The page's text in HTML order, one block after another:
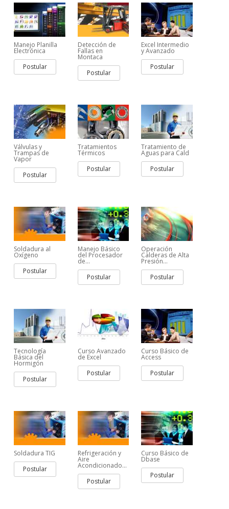
Manejo Planilla
Electrónica
Postular
Detección de
Fallas en
Montaca
Postular
Excel Intermedio
y Avanzado
Postular
Válvulas y
Trampas de
Vapor
Postular
Tratamientos
Térmicos
Postular
Tratamiento de
Aguas para Cald
Postular
Soldadura al
Oxígeno
Postular
Manejo Básico
del Procesador
de...
Postular
Operación
Calderas de Alta
Presión...
Postular
Tecnología
Básica del
Hormigón
Postular
Curso Avanzado
de Excel
Postular
Curso Básico de
Access
Postular
Soldadura TIG
Postular
Refrigeración y
Aire
Acondicionado...
Postular
Curso Básico de
Dbase
Postular